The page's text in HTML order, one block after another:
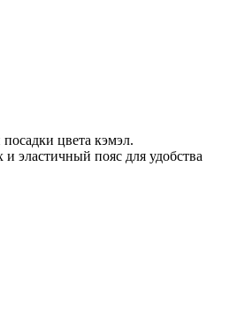
цвета кэмэл.
эластичный пояс для удобства